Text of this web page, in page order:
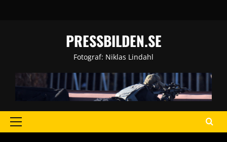
PRESSBILDEN.SE
Fotograf: Niklas Lindahl
Primary